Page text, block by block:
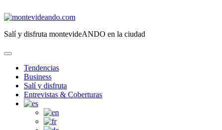
al
montevideando.com
Salí y disfruta montevideANDO en la ciudad
Tendencias
Business
Salí y disfruta
Entrevistas & Coberturas